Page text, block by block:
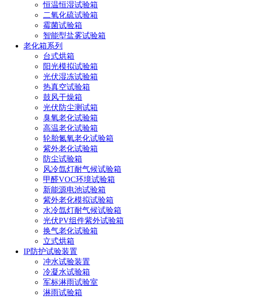
恒温恒湿试验箱
二氧化硫试验箱
霉菌试验箱
智能型盐雾试验箱
老化箱系列
台式烘箱
阳光模拟试验箱
光伏湿冻试验箱
热真空试验箱
鼓风干燥箱
光伏防尘测试箱
臭氧老化试验箱
高温老化试验箱
轮胎氮氧老化试验箱
紫外老化试验箱
防尘试验箱
风冷氙灯耐气候试验箱
甲醛VOC环境试验箱
新能源电池试验箱
紫外老化模拟试验箱
水冷氙灯耐气候试验箱
光伏PV组件紫外试验箱
换气老化试验箱
立式烘箱
IP防护试验装置
冲水试验装置
冷凝水试验箱
军标淋雨试验室
淋雨试验箱